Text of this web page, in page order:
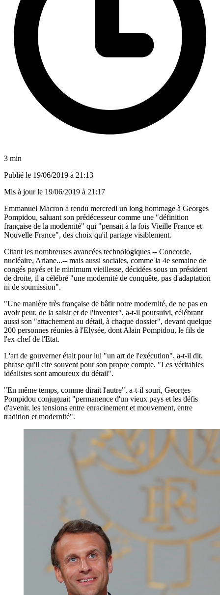
3 min
Publié le 19/06/2019 à 21:13
Mis à jour le 19/06/2019 à 21:17
Emmanuel Macron a rendu mercredi un long hommage à Georges
Pompidou, saluant son prédécesseur comme une "définition
française de la modernité" qui "pensait à la fois Vieille France et
Nouvelle France", des choix qu'il partage visiblement.
Citant les nombreuses avancées technologiques -- Concorde,
nucléaire, Ariane...-- mais aussi sociales, comme la 4e semaine de
congés payés et le minimum vieillesse, décidées sous un président
de droite, il a célébré "une modernité de conquête, pas d'adaptation
ni de soumission".
"Une manière très française de bâtir notre modernité, de ne pas en
avoir peur, de la saisir et de l'inventer", a-t-il poursuivi, célébrant
aussi son "attachement au détail, à chaque dossier", devant quelque
200 personnes réunies à l'Elysée, dont Alain Pompidou, le fils de
l'ex-chef de l'Etat.
L'art de gouverner était pour lui "un art de l'exécution", a-t-il dit,
phrase qu'il cite souvent pour son propre compte. "Les véritables
idéalistes sont amoureux du détail".
"En même temps, comme dirait l'autre", a-t-il souri, Georges
Pompidou conjuguait "permanence d'un vieux pays et les défis
d'avenir, les tensions entre enracinement et mouvement, entre
tradition et modernité".